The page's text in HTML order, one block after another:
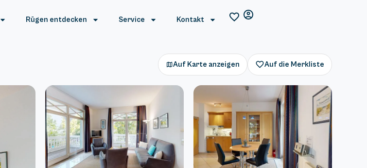
Rügen entdecken Service Kontakt
Auf Karte anzeigen Auf die Merkliste